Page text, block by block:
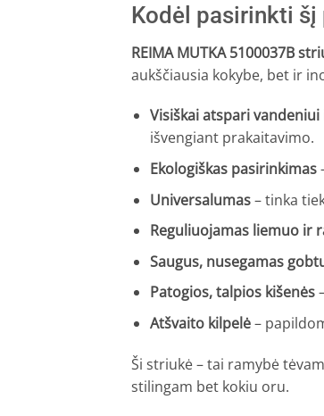
Kodėl pasirinkti šį
REIMA MUTKA 5100037B
aukščiausia kokybe, bet ir
Visiškai atspari
išvengiant prakaitavimo.
Ekologiškas pasirinkimas
Universalumas– tinka
Reguliuojamas liemuo ir
Saugus, nusegamas
Patogios, talpios kišenės
Atšvaito kilpelė–
Ši striukė – tai ramybė
stilingam bet kokiu oru.